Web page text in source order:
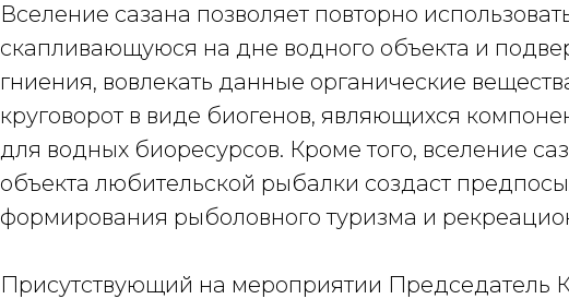
Вселение сазана позволяет повторно
скапливающуюся на дне водного объекта и
гниения, вовлекать данные органические
круговорот в виде биогенов, являющихся
для водных биоресурсов. Кроме того, вселение
объекта любительской рыбалки создаст
формирования рыболовного туризма и
Присутствующий на мероприятии Председатель